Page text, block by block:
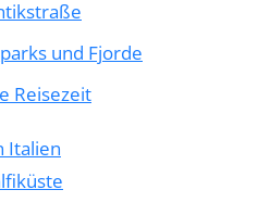
und Fjorde
Reisezeit
Italien